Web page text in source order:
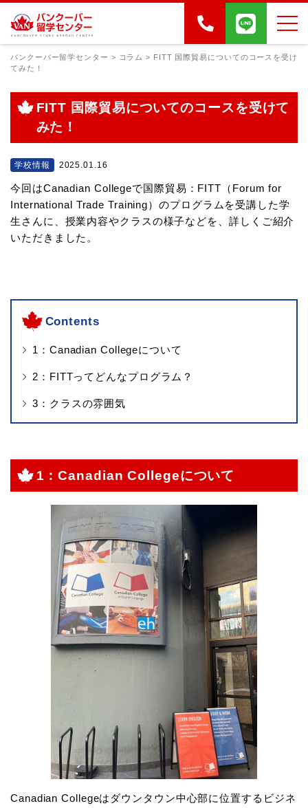
バンクーバー留学センター > コラム > FITT 国際貿易についてのコースを受け
てみた！
FITT 国際貿易についてのコースを受けて
みた！
学校情報 2025.01.16
今回はCanadian Collegeで国際貿易：FITT（Forum for
International Trade Training）のプログラムを受講した学
生さんに、授業内容やクラスの様子などを、詳しくご紹介
いただきました。
Contents
1：Canadian Collegeについて
2：FITTってどんなプログラム？
3：クラスの雰囲気
1：Canadian Collegeについて
Canadian Collegeはダウンタウン中心部に位置するビジネ